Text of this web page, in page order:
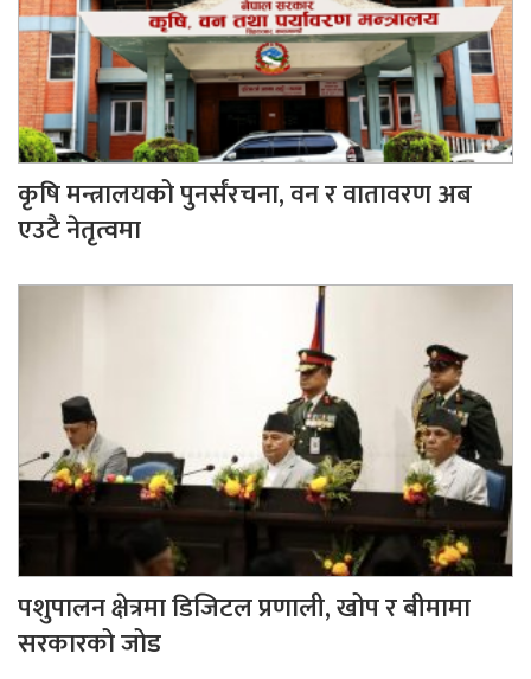
कृषि मन्त्रालयको पुनर्संरचना, वन र वातावरण अब
एउटै नेतृत्वमा
पशुपालन क्षेत्रमा डिजिटल प्रणाली, खोप र बीमामा
सरकारको जोड